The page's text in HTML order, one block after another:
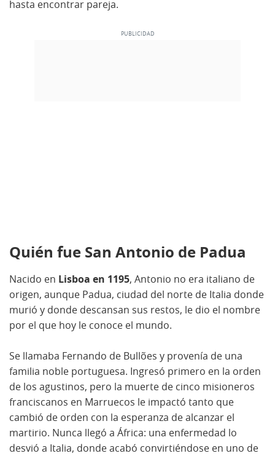
hasta encontrar pareja.
Quién fue San Antonio de Padua
Nacido en Lisboa en 1195, Antonio no era italiano de
origen, aunque Padua, ciudad del norte de Italia donde
murió y donde descansan sus restos, le dio el nombre
por el que hoy le conoce el mundo.
Se llamaba Fernando de Bullões y provenía de una
familia noble portuguesa. Ingresó primero en la orden
de los agustinos, pero la muerte de cinco misioneros
franciscanos en Marruecos le impactó tanto que
cambió de orden con la esperanza de alcanzar el
martirio. Nunca llegó a África: una enfermedad lo
desvió a Italia, donde acabó convirtiéndose en uno de